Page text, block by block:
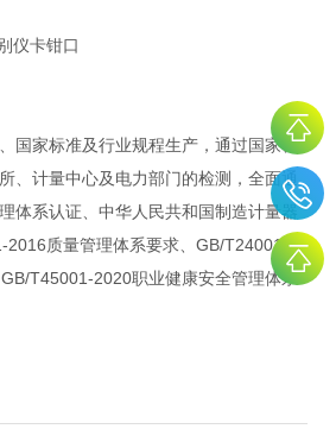
国家标准及行业规程生产，通过国家、
、计量中心及电力部门的检测，全面通
体系认证、中华人民共和国制造计量器
2016质量管理体系要求、GB/T24001-20
T45001-2020职业健康安全管理体系